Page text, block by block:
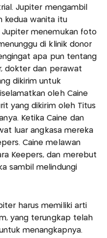
Jupiter mengambil
kedua wanita itu
Jupiter menemukan foto
di klinik donor
apa pun tentang
dokter dan perawat
dikirim untuk
oleh Caine
yang dikirim oleh Titus
Ketika Caine dan
luar angkasa mereka
Caine melawan
Keepers, dan merebut
sambil melindungi
harus memiliki arti
yang terungkap telah
menangkapnya.